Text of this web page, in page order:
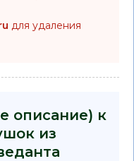
для удаления
описание) к
из